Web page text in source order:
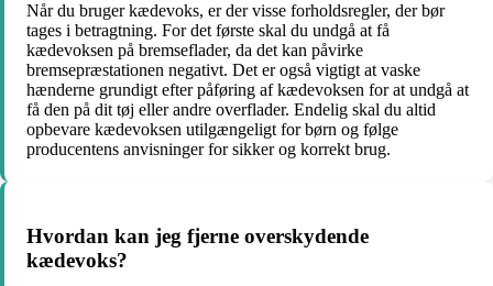
Når du bruger kædevoks, er der visse forholdsregler, der bør
tages i betragtning. For det første skal du undgå at få
kædevoksen på bremseflader, da det kan påvirke
bremsepræstationen negativt. Det er også vigtigt at vaske
hænderne grundigt efter påføring af kædevoksen for at undgå at
få den på dit tøj eller andre overflader. Endelig skal du altid
opbevare kædevoksen utilgængeligt for børn og følge
producentens anvisninger for sikker og korrekt brug.
Hvordan kan jeg fjerne overskydende
kædevoks?